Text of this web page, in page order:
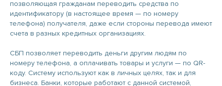
позволяющая гражданам переводить средства по
идентификатору (в настоящее время — по номеру
телефона) получателя, даже если стороны перевода имеют
счета в разных кредитных организациях.
СБП позволяет переводить деньги другим людям по
номеру телефона, а оплачивать товары и услуги — по QR-
коду. Систему используют как в личных целях, так и для
бизнеса. Банки, которые работают с данной системой,